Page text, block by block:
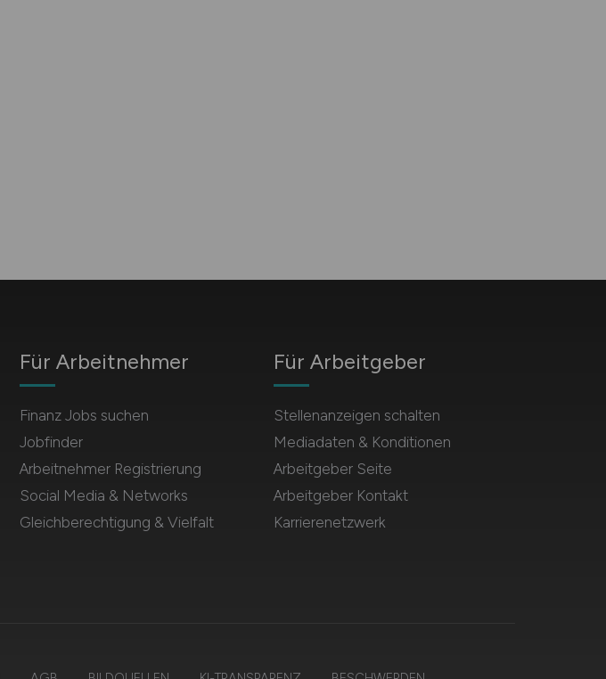
Für Arbeitnehmer
Finanz Jobs suchen
Jobfinder
Arbeitnehmer Registrierung
Social Media & Networks
Gleichberechtigung & Vielfalt
Für Arbeitgeber
Stellenanzeigen schalten
Mediadaten & Konditionen
Arbeitgeber Seite
Arbeitgeber Kontakt
Karrierenetzwerk